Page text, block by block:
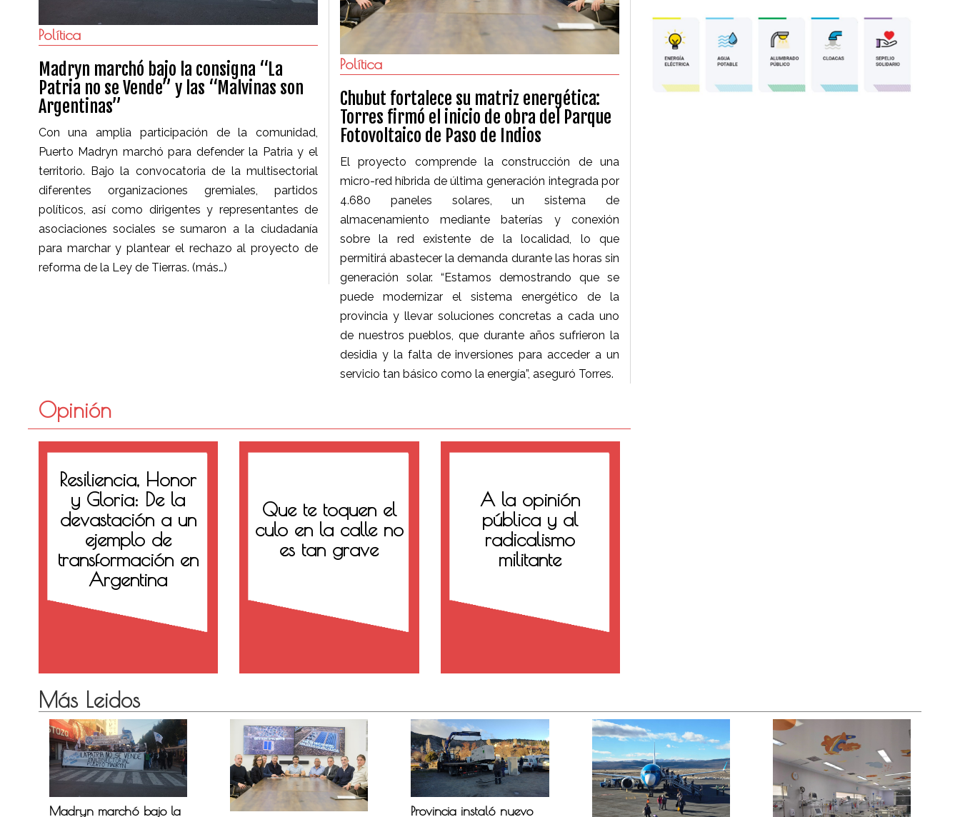
Política
Madryn marchó bajo la consigna “La
Patria no se Vende” y las “Malvinas son
Argentinas”
Con una amplia participación de la comunidad,
Puerto Madryn marchó para defender la Patria y el
territorio. Bajo la convocatoria de la multisectorial
diferentes organizaciones gremiales, partidos
políticos, así como dirigentes y representantes de
asociaciones sociales se sumaron a la ciudadanía
para marchar y plantear el rechazo al proyecto de
reforma de la Ley de Tierras. (más…)
Política
Chubut fortalece su matriz energética:
Torres firmó el inicio de obra del Parque
Fotovoltaico de Paso de Indios
El proyecto comprende la construcción de una
micro-red híbrida de última generación integrada por
4.680 paneles solares, un sistema de
almacenamiento mediante baterías y conexión
sobre la red existente de la localidad, lo que
permitirá abastecer la demanda durante las horas sin
generación solar. “Estamos demostrando que se
puede modernizar el sistema energético de la
provincia y llevar soluciones concretas a cada uno
de nuestros pueblos, que durante años sufrieron la
desidia y la falta de inversiones para acceder a un
servicio tan básico como la energía”, aseguró Torres.
Opinión
Resiliencia, Honor
y Gloria: De la
devastación a un
ejemplo de
transformación en
Argentina
Que te toquen el
culo en la calle no
es tan grave
A la opinión
pública y al
radicalismo
militante
Más Leidos
Madryn marchó bajo la
Provincia instaló nuevo